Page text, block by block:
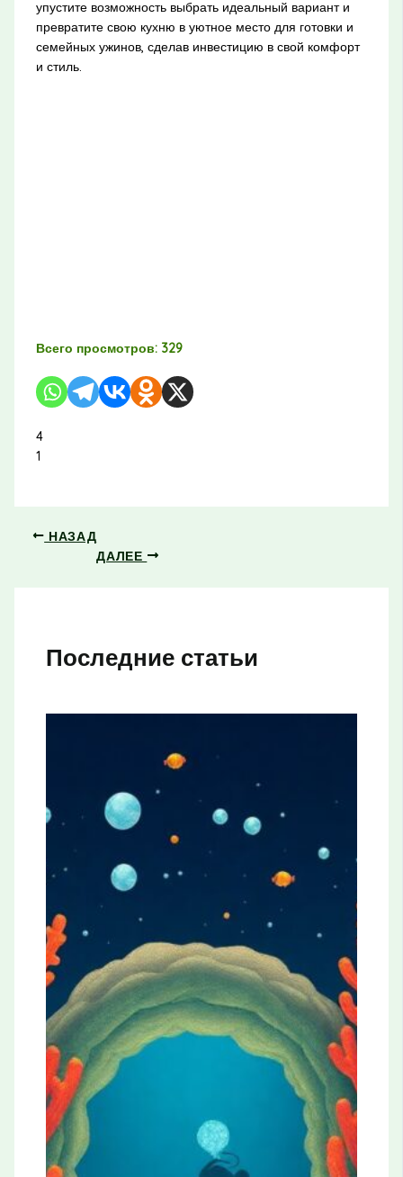
упустите возможность выбрать идеальный вариант и
превратите свою кухню в уютное место для готовки и
семейных ужинов, сделав инвестицию в свой комфорт
и стиль.
Всего просмотров: 329
4
1
НАЗАД
ДАЛЕЕ
Последние статьи